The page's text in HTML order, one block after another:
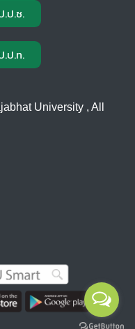
.ป.ช.
.ป.ท.
University , All